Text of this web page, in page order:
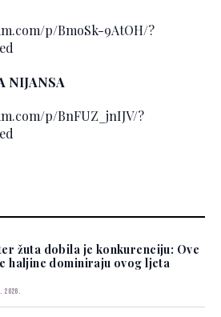
p/BmoSk-9AtOH/?
NIJANSA
p/BnFUZ_jnIJV/?
žuta dobila je konkurenciju: Ove
haljine dominiraju ovog ljeta
2026.